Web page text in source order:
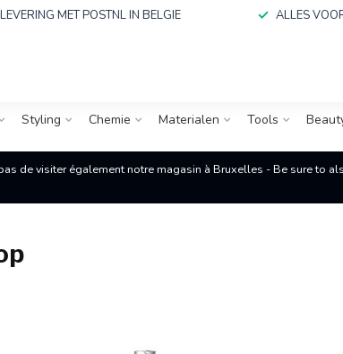
MET POSTNL IN BELGIE ALLES
Styling Chemie Materialen Tools
de visiter également notre magasin à Bruxelles - Be sure to